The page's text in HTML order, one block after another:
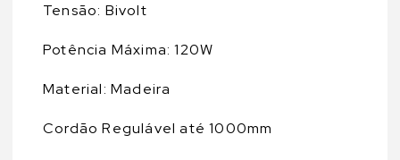
Tensão: Bivolt
Potência Máxima: 120W
Material: Madeira
Cordão Regulável até 1000mm